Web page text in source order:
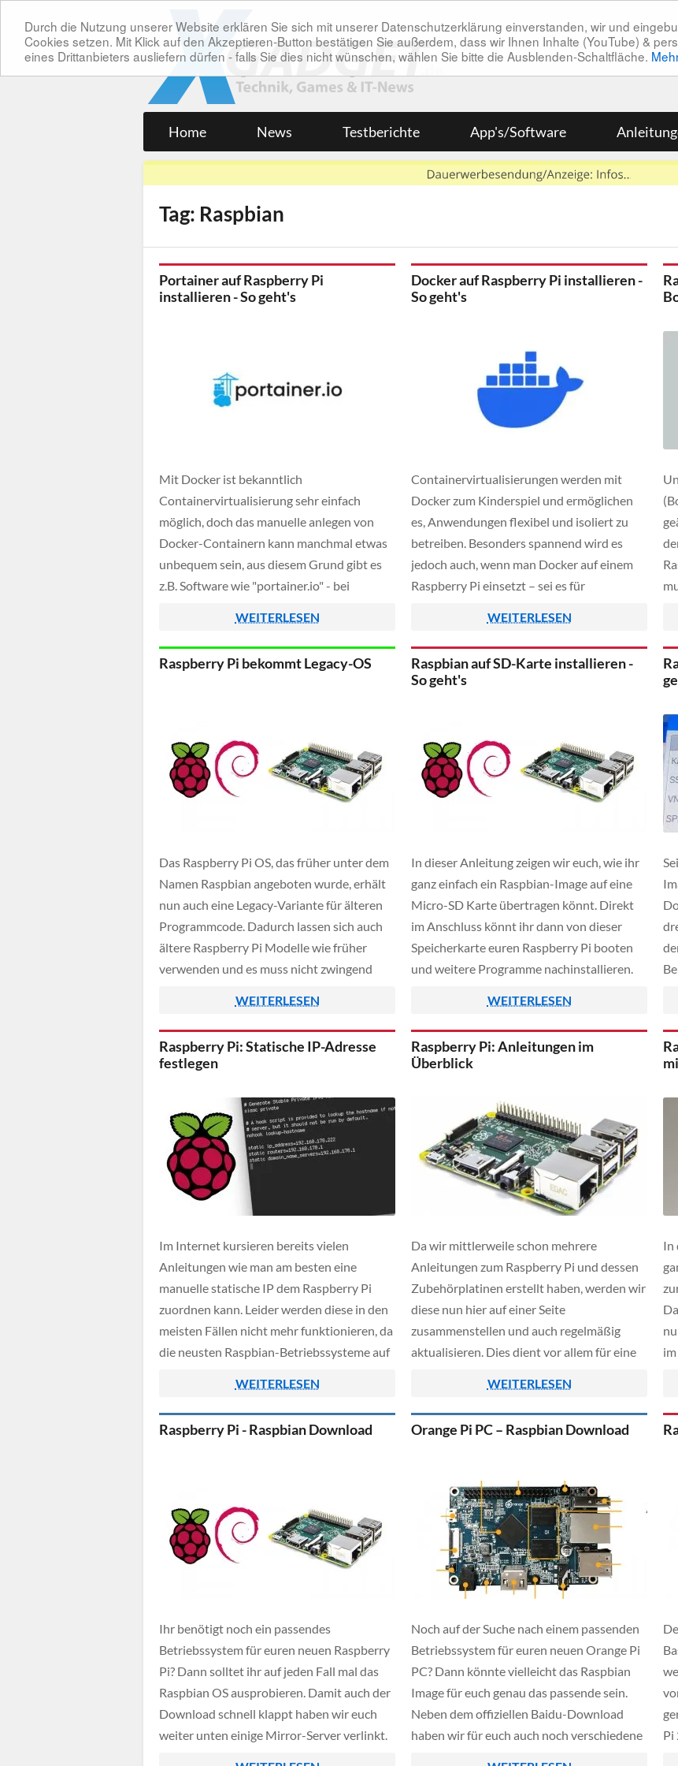
Durch die Nutzung unserer Website erklären Sie sich mit unserer Datenschutzerklärung einverstanden, wir und
Cookies setzen. Mit Klick auf den Akzeptieren-Button bestätigen Sie außerdem, dass wir Ihnen Inhalte (YouTube) &
eines Drittanbieters ausliefern dürfen - falls Sie dies nicht wünschen, wählen Sie bitte die Ausblenden-Schaltfläche.
Home News Testberichte App's/Software
Tag: Raspbian
Portainer auf Raspberry Pi
installieren - So geht's
Mit Docker ist bekanntlich
Containervirtualisierung sehr einfach
möglich, doch das manuelle anlegen von
Docker-Containern kann manchmal etwas
unbequem sein, aus diesem Grund gibt es
z.B. Software wie "portainer.io" - bei
Weboberfläche, mit der Docker-Container
einfach verwaltet werden können. So wird
unter anderem die Steuerung von
WEITERLESEN
Docker auf Raspberry Pi installieren -
So geht's
Containervirtualisierungen werden mit
Docker zum Kinderspiel und ermöglichen
es, Anwendungen flexibel und isoliert zu
betreiben. Besonders spannend wird es
jedoch auch, wenn man Docker auf einem
Raspberry Pi einsetzt – sei es für
Serverprojekte oder als Entwickler-
Testumgebung. In dieser Anleitung zeigen
wir euch Schritt für Schritt, wie ihr Docker
auf einem Raspberry Pi […]
WEITERLESEN
Raspberry Pi bekommt Legacy-OS
Das Raspberry Pi OS, das früher unter dem
Namen Raspbian angeboten wurde, erhält
nun auch eine Legacy-Variante für älteren
Programmcode. Dadurch lassen sich auch
ältere Raspberry Pi Modelle wie früher
verwenden und es muss nicht zwingend
möglicherweise veränderter Schnittstellen
vorgenommen werden.
WEITERLESEN
Raspbian auf SD-Karte installieren -
So geht's
In dieser Anleitung zeigen wir euch, wie ihr
ganz einfach ein Raspbian-Image auf eine
Micro-SD Karte übertragen könnt. Direkt
im Anschluss könnt ihr dann von dieser
Speicherkarte euren Raspberry Pi booten
und weitere Programme nachinstallieren.
WEITERLESEN
Raspberry Pi: Statische IP-Adresse
festlegen
Im Internet kursieren bereits vielen
Anleitungen wie man am besten eine
manuelle statische IP dem Raspberry Pi
zuordnen kann. Leider werden diese in den
meisten Fällen nicht mehr funktionieren, da
die neusten Raspbian-Betriebssysteme auf
unserem Tutorial zeigen wir euch wie ihr
ganz einfach eine statische IP-Adresse
eurem Raspberry fest zuordnen könnt. In
WEITERLESEN
Raspberry Pi: Anleitungen im
Überblick
Da wir mittlerweile schon mehrere
Anleitungen zum Raspberry Pi und dessen
Zubehörplatinen erstellt haben, werden wir
diese nun hier auf einer Seite
zusammenstellen und auch regelmäßig
aktualisieren. Dies dient vor allem für eine
Tutorials rund um den Raspi. Die nun
folgende Liste wird dauernd ergänzt und
auf dem neusten Stand gehalten, […]
WEITERLESEN
In
Raspberry Pi - Raspbian Download
Ihr benötigt noch ein passendes
Betriebssystem für euren neuen Raspberry
Pi? Dann solltet ihr auf jeden Fall mal das
Raspbian OS ausprobieren. Damit auch der
Download schnell klappt haben wir euch
weiter unten einige Mirror-Server verlinkt.
Orange Pi PC – Raspbian Download
Noch auf der Suche nach einem passenden
Betriebssystem für euren neuen Orange Pi
PC? Dann könnte vielleicht das Raspbian
Image für euch genau das passende sein.
Neben dem offiziellen Baidu-Download
haben wir für euch auch noch verschiedene
Pi